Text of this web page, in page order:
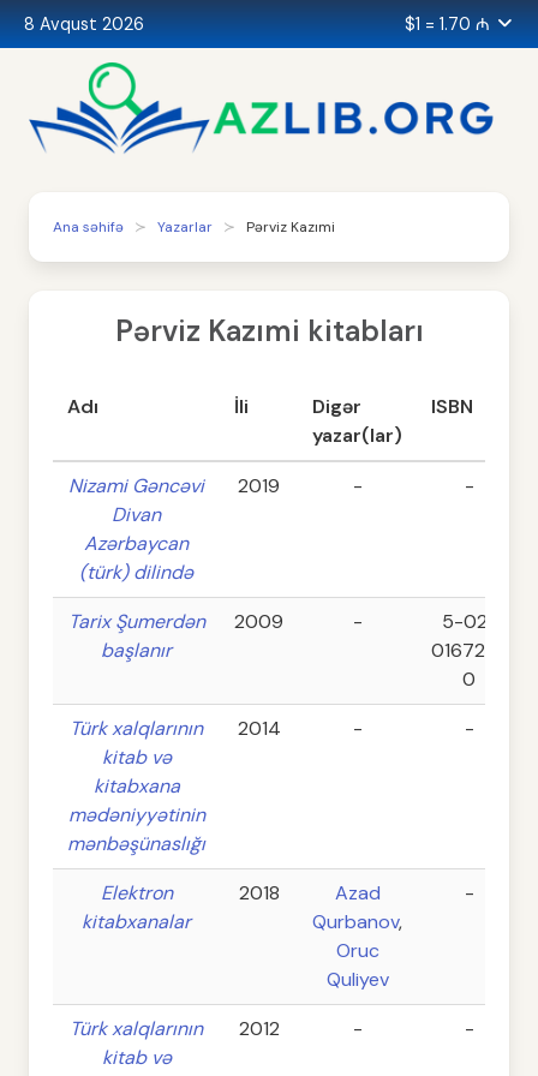
8 Avqust 2026 $1 = 1.70 ₼
Ana səhifə Yazarlar Pərviz Kazımi
Pərviz Kazımi kitabları
Adı İli
Digər
yazar(lar)
ISBN
Nizami Gəncəvi
Divan
Azərbaycan
(türk) dilində
2019 - -
Tarix Şumerdən
başlanır
2009 -
5-02-
016729-
0
Türk xalqlarının
kitab və
kitabxana
mədəniyyətinin
mənbəşünaslığı
2014 - -
Elektron
kitabxanalar
2018
Azad
Qurbanov,
Oruc
Quliyev
-
Türk xalqlarının
kitab və
2012 - -